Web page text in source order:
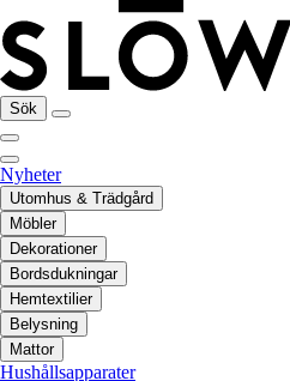
Sök
Nyheter
Utomhus & Trädgård
Möbler
Dekorationer
Bordsdukningar
Hemtextilier
Belysning
Mattor
Hushållsapparater